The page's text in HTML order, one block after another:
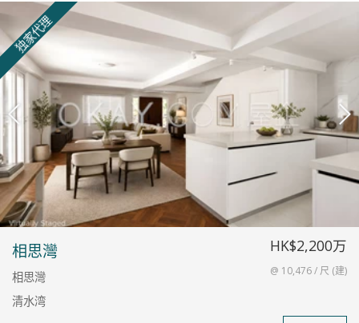
相思灣
相思灣
清水湾
HK$2,200万
@ 10,476 / 尺 (建)
独家代理